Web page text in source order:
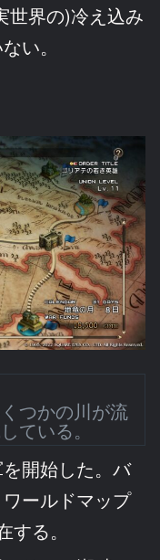
世界の)冷え込み
い。
つかの川が流
ている。
開始した。バ
ールドマップ
る。